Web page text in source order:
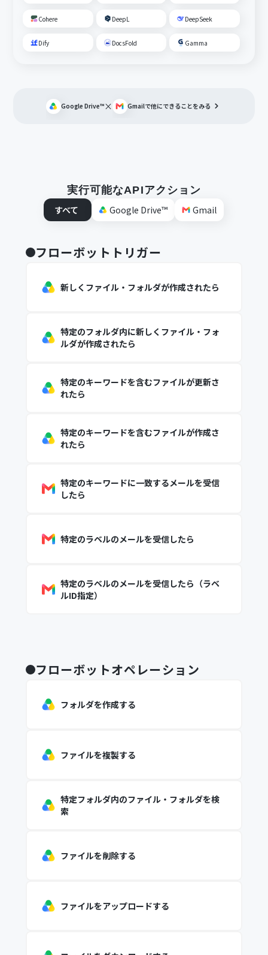
Cohere DeepL DeepSeek
Dify DocsFold Gamma
Google Drive™× Gmailで他にできることをみる
実行可能なAPIアクション
すべて
Google Drive™ Gmail
フローボットトリガー
新しくファイル・フォルダが作成されたら
特定のフォルダ内に新しくファイル・フォ
ルダが作成されたら
特定のキーワードを含むファイルが更新さ
れたら
特定のキーワードを含むファイルが作成さ
れたら
特定のキーワードに一致するメールを受信
したら
特定のラベルのメールを受信したら
特定のラベルのメールを受信したら（ラベ
ルID指定）
フローボットオペレーション
フォルダを作成する
ファイルを複製する
特定フォルダ内のファイル・フォルダを検
索
ファイルを削除する
ファイルをアップロードする